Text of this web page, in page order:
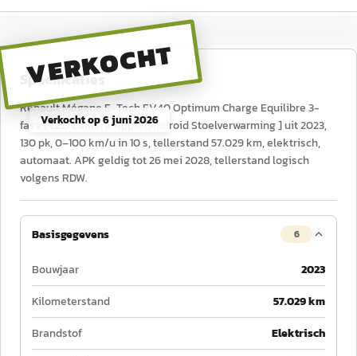
VERKOCHT
Verkocht op6 juni 2026
Specificaties
Renault Mégane E-Tech EV40 Optimum Charge Equilibre 3-
fase [ LED Camera Apple/Android Stoelverwarming ] uit 2023,
130 pk, 0–100 km/u in 10 s, tellerstand 57.029 km, elektrisch,
automaat. APK geldig tot 26 mei 2028, tellerstand logisch
volgens RDW.
Basisgegevens 6
Bouwjaar
2023
Kilometerstand
57.029 km
Brandstof
Elektrisch